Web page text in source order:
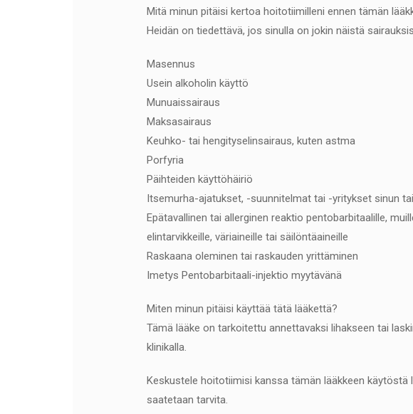
Mitä minun pitäisi kertoa hoitotiimilleni ennen tämän
Heidän on tiedettävä, jos sinulla on jokin näistä
Masennus
Usein alkoholin käyttö
Munuaissairaus
Maksasairaus
Keuhko- tai hengityselinsairaus, kuten astma
Porfyria
Päihteiden käyttöhäiriö
Itsemurha-ajatukset, -suunnitelmat tai -yritykset sinun
Epätavallinen tai allerginen reaktio pentobarbitaalille,
elintarvikkeille, väriaineille tai säilöntäaineille
Raskaana oleminen tai raskauden yrittäminen
Imetys Pentobarbitaali-injektio myytävänä
Miten minun pitäisi käyttää tätä lääkettä?
Tämä lääke on tarkoitettu annettavaksi lihakseen tai
klinikalla.
Keskustele hoitotiimisi kanssa tämän lääkkeen käytöstä
saatetaan tarvita.